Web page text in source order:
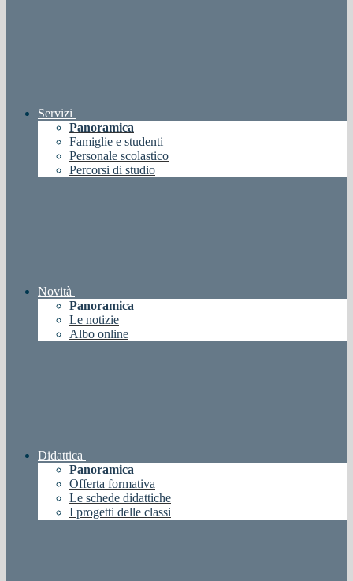
Servizi
Panoramica
Famiglie e studenti
Personale scolastico
Percorsi di studio
Novità
Panoramica
Le notizie
Albo online
Didattica
Panoramica
Offerta formativa
Le schede didattiche
I progetti delle classi